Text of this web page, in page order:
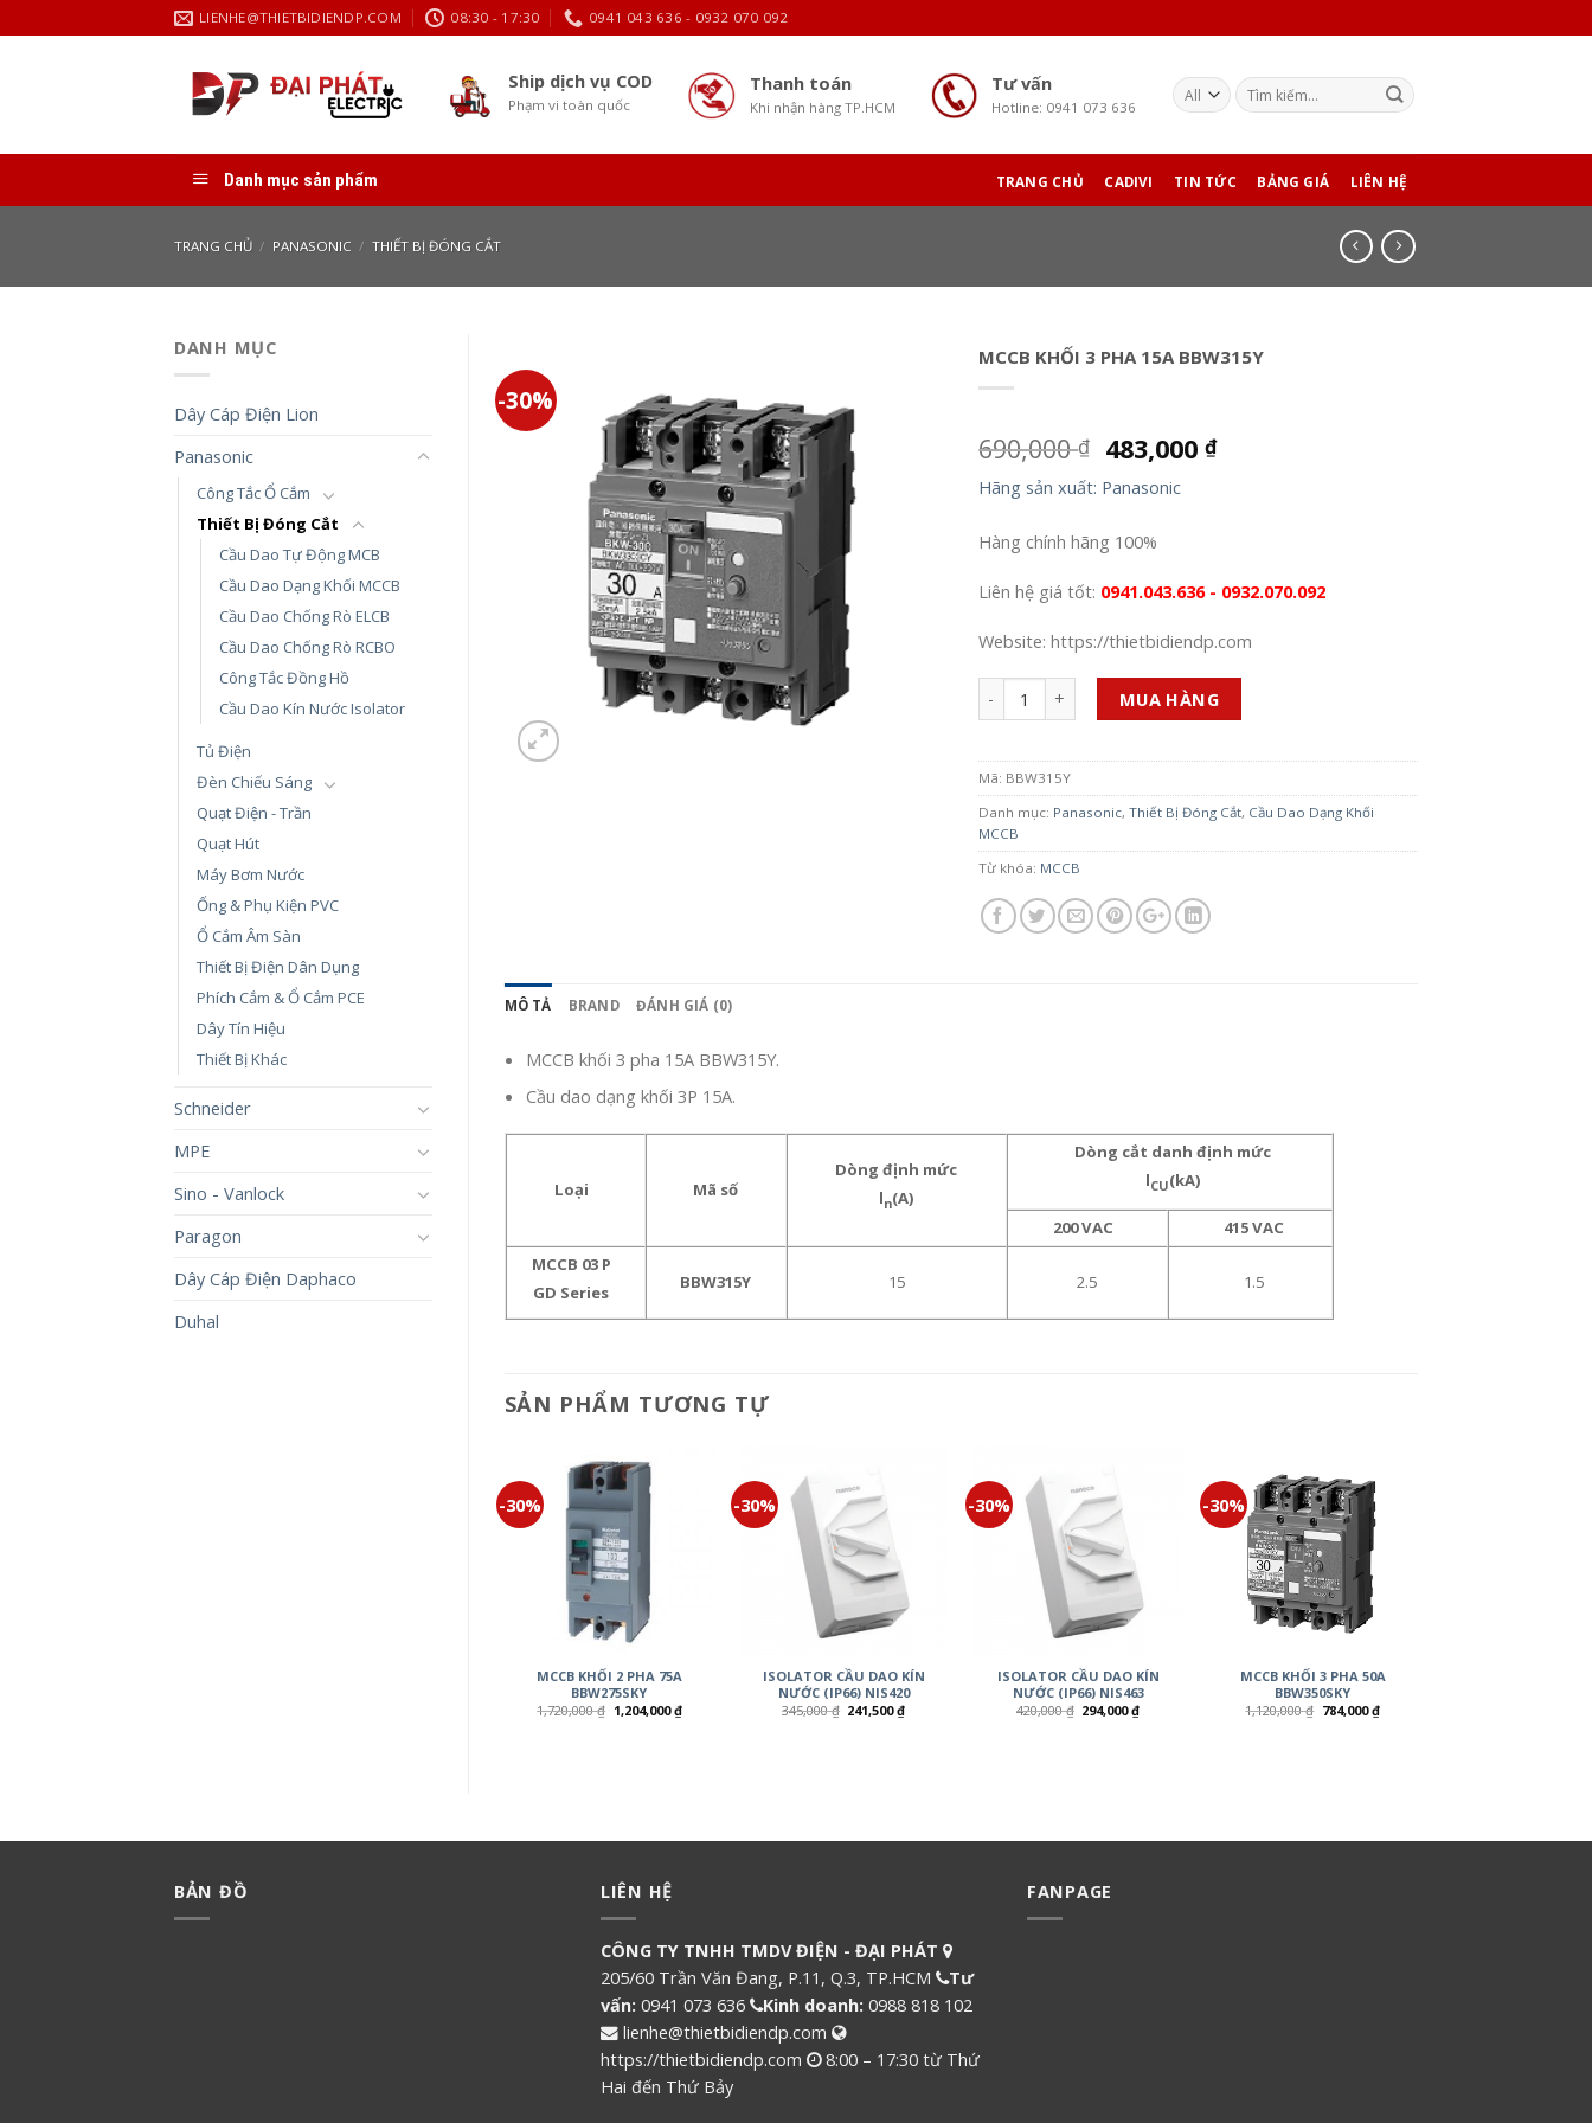
to
LIENHE@THIETBIDIENDP.COM 08:30 - 17:30 0941 043 636 - 0932 070 092
Ship dịch vụ COD
Phạm vi toàn quốc
Thanh toán
Khi nhận hàng TP.HCM
Tư vấn
Hotline: 0941 073 636
Danh mục sản phẩm TRANG CHỦ CADIVI TIN TỨC BẢNG GIÁ LIÊN HỆ
TRANG CHỦ / PANASONIC / THIẾT BỊ ĐÓNG CẮT
DANH MỤC
Dây Cáp Điện Lion
Panasonic
Công Tắc Ổ Cắm
Thiết Bị Đóng Cắt
Cầu Dao Tự Động MCB
Cầu Dao Dạng Khối MCCB
Cầu Dao Chống Rò ELCB
Cầu Dao Chống Rò RCBO
Công Tắc Đồng Hồ
Cầu Dao Kín Nước Isolator
Tủ Điện
Đèn Chiếu Sáng
Quạt Điện - Trần
Quạt Hút
Máy Bơm Nước
Ống & Phụ Kiện PVC
Ổ Cắm Âm Sàn
Thiết Bị Điện Dân Dụng
Phích Cắm & Ổ Cắm PCE
Dây Tín Hiệu
Thiết Bị Khác
Schneider
MPE
Sino - Vanlock
Paragon
Dây Cáp Điện Daphaco
Duhal
-30%
MCCB KHỐI 3 PHA 15A BBW315Y
690,000₫ 483,000 ₫
Hãng sản xuất: Panasonic
Hàng chính hãng 100%
Liên hệ giá tốt: 0941.043.636 - 0932.070.092
Website: https://thietbidiendp.com
MUA HÀNG
Mã: BBW315Y
Danh mục: Panasonic,Thiết Bị Đóng Cắt, Cầu Dao Dạng Khối
MCCB
Từ khóa: MCCB
MÔ TẢ BRAND ĐÁNH GIÁ (0)
MCCB khối 3 pha 15A BBW315Y.
Cầu dao dạng khối 3P 15A.
Loại Mã số
Dòng định mức
ln(A)
Dòng cắt danh định mức
lCU(kA)
200VAC 415VAC
MCCB 03 P
GD Series
BBW315Y 15 2.5 1.5
SẢN PHẨM TƯƠNG TỰ
-30%
MCCB KHỐI 2 PHA 75A
BBW275SKY
1,720,000₫ 1,204,000₫
-30%
ISOLATOR CẦU DAO KÍN
NƯỚC (IP66) NIS420
345,000₫ 241,500₫
-30%
ISOLATOR CẦU DAO KÍN
NƯỚC (IP66) NIS463
420,000₫ 294,000₫
-30%
MCCB KHỐI 3 PHA 50A
BBW350SKY
1,120,000₫ 784,000₫
BẢN ĐỒ LIÊN HỆ
CÔNG TY TNHH TMDV ĐIỆN - ĐẠI PHÁT
205/60 Trần Văn Đang, P.11, Q.3, TP.HCM
Tư
vấn: 0941 073 636 Kinh doanh: 0988 818 102
lienhe@thietbidiendp.com
https://thietbidiendp.com
8:00 – 17:30 từ Thứ
Hai đến Thứ Bảy
FANPAGE